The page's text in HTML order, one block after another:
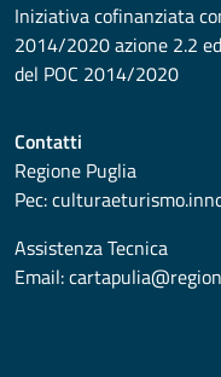
Iniziativa cofinanziata
2014/2020 azione 2.2
del POC 2014/2020
Contatti
Regione Puglia
Pec:
Assistenza Tecnica
Email: